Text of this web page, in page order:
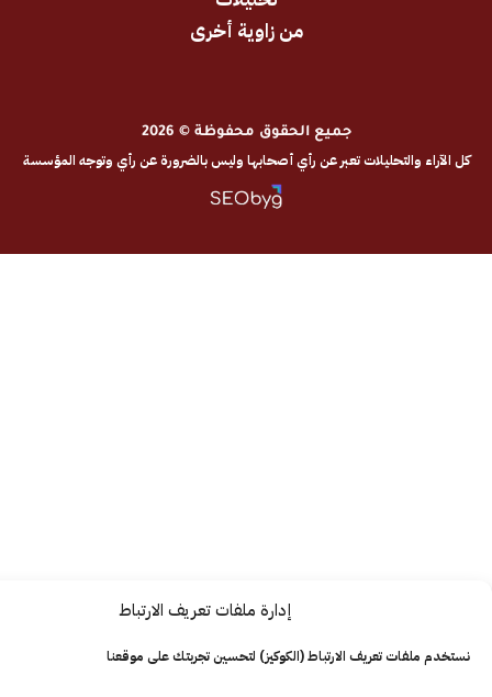
إدارة ملفات تعريف الارتباط
تعريف الارتباط (الكوكيز) لتحسين تجربتك على موقعنا
من زاوية أخرى
جميع الحقوق محفوظة © 2026
تعبر عن رأي أصحابها وليس بالضرورة عن رأي وتوجه المؤسسة